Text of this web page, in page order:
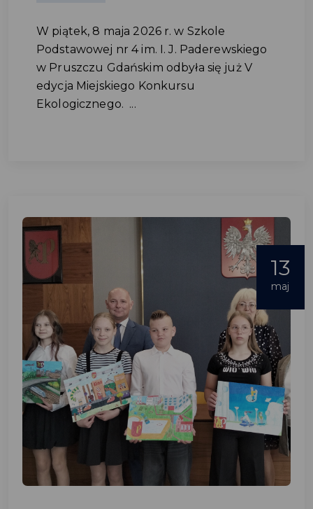
W piątek, 8 maja 2026 r. w Szkole
Podstawowej nr 4 im. I. J. Paderewskiego
w Pruszczu Gdańskim odbyła się już V
edycja Miejskiego Konkursu
Ekologicznego. ...
13
maj